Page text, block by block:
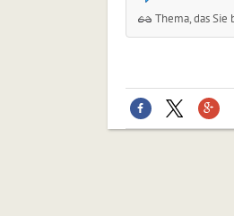
Thema, das Sie